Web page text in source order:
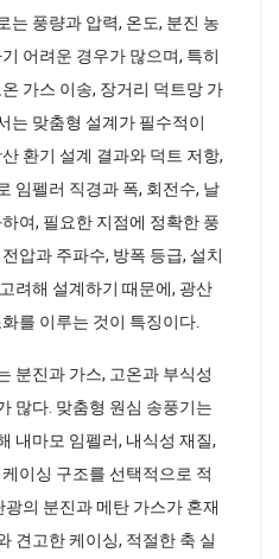
는 풍량과 압력, 온도, 분진 농
어려운 경우가 많으며, 특히
가스 이송, 장거리 덕트망 가
는 맞춤형 설계가 필수적이
환기 설계 결과와 덕트 저항,
임펠러 직경과 폭, 회전수, 날
여, 필요한 지점에 정확한 풍
압과 주파수, 방폭 등급, 설치
려해 설계하기 때문에, 광산
를 이루는 것이 특징이다.
분진과 가스, 고온과 부식성
많다. 맞춤형 원심 송풍기는
내마모 임펠러, 내식성 재질,
이싱 구조를 선택적으로 적
의 분진과 메탄 가스가 혼재
견고한 케이싱, 적절한 축 실